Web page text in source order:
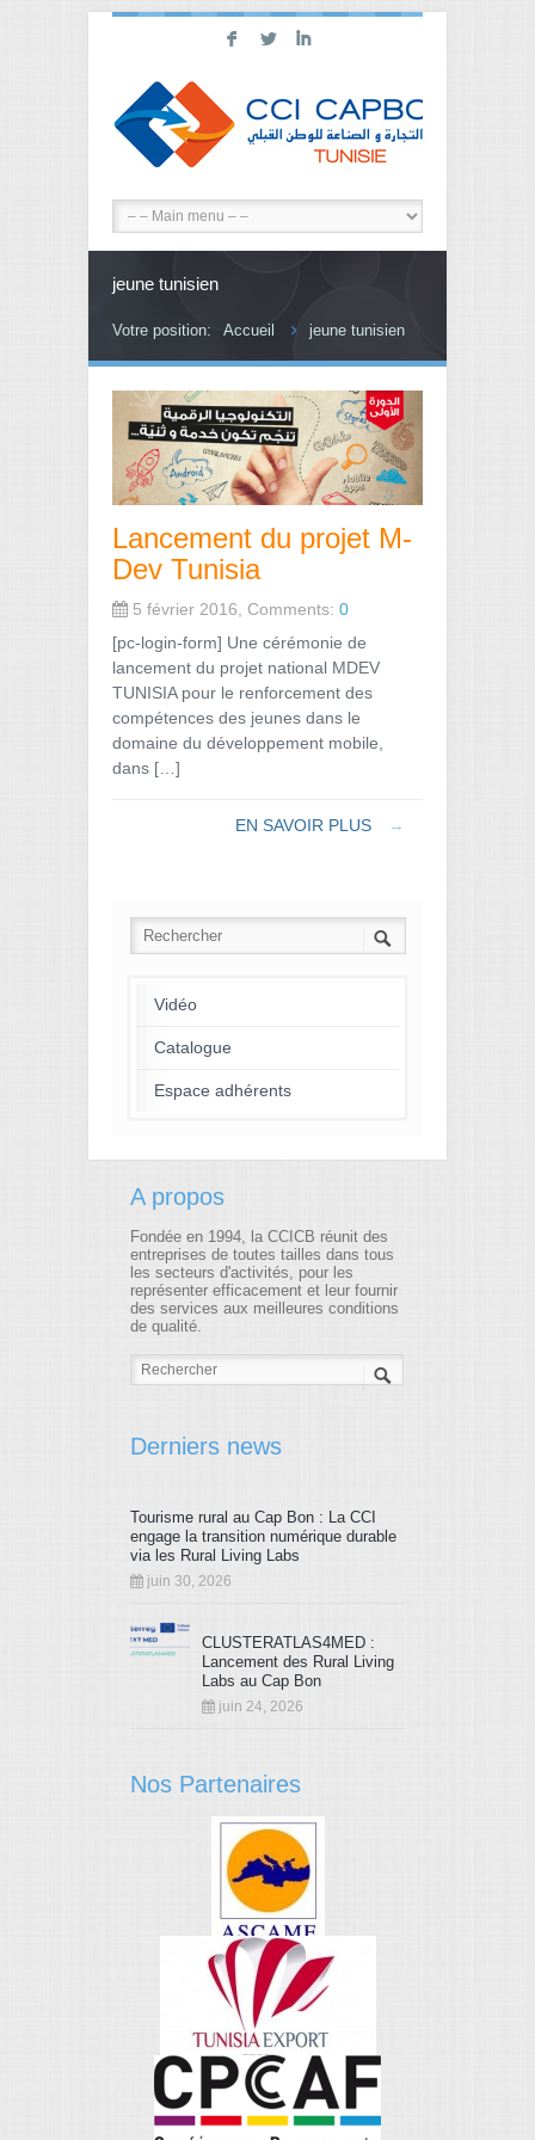
F L I
jeune tunisien
Votre position: Accueil jeune tunisien
Lancement du projet M-
Dev Tunisia
5 février 2016, Comments: 0
[pc-login-form] Une cérémonie de
lancement du projet national MDEV
TUNISIA pour le renforcement des
compétences des jeunes dans le
domaine du développement mobile,
dans […]
EN SAVOIR PLUS →
Vidéo
Catalogue
Espace adhérents
A propos
Fondée en 1994, la CCICB réunit des
entreprises de toutes tailles dans tous
les secteurs d'activités, pour les
représenter efficacement et leur fournir
des services aux meilleures conditions
de qualité.
Derniers news
Tourisme rural au Cap Bon : La CCI
engage la transition numérique durable
via les Rural Living Labs
juin 30, 2026
CLUSTERATLAS4MED :
Lancement des Rural Living
Labs au Cap Bon
juin 24, 2026
Nos Partenaires